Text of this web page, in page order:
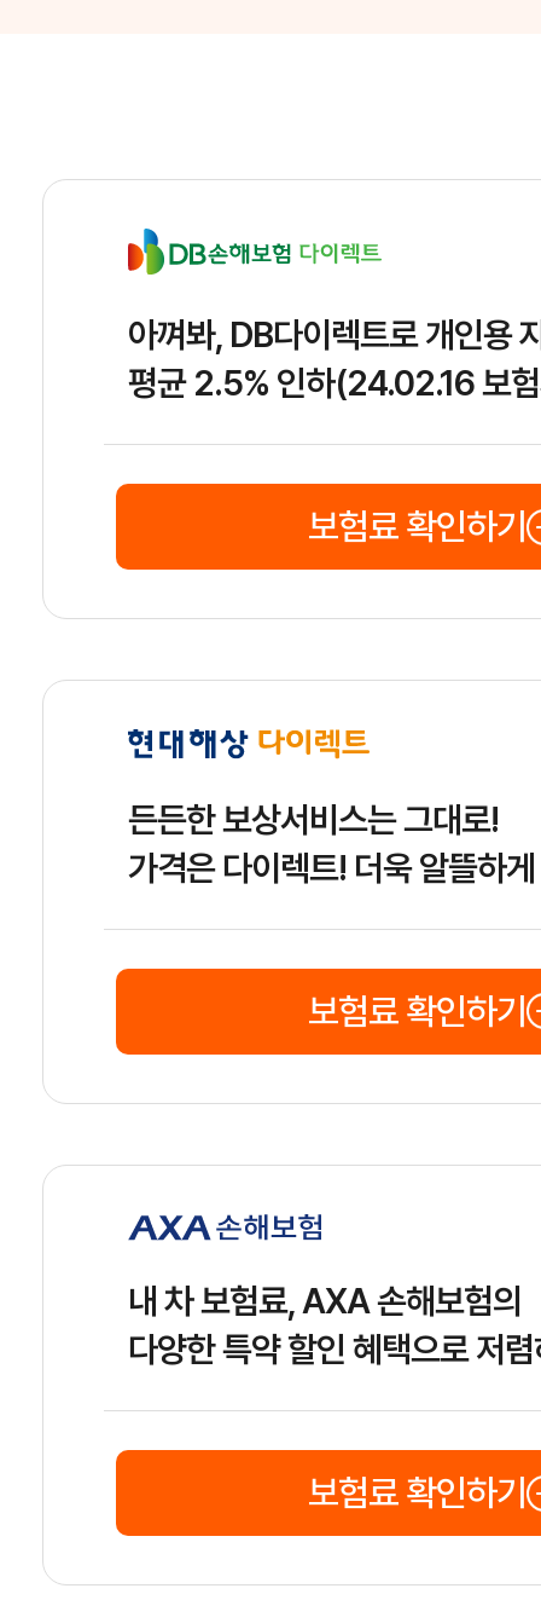
아껴봐, DB다이렉트로 개인용
평균 2.5% 인하(24.02.16 보
보험료 확인하기
든든한 보상서비스는 그대로!
가격은 다이렉트! 더욱 알뜰하
보험료 확인하기
내 차 보험료, AXA 손해보험의
다양한 특약 할인 혜택으로 저
보험료 확인하기